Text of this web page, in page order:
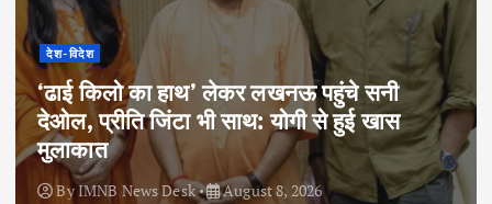
देश-विदेश
‘ढाई किलो का हाथ’ लेकर लखनऊ पहुंचे सनी
देओल, प्रीति जिंटा भी साथ: योगी से हुई खास
मुलाकात
ByIMNB News Desk August 8, 2026